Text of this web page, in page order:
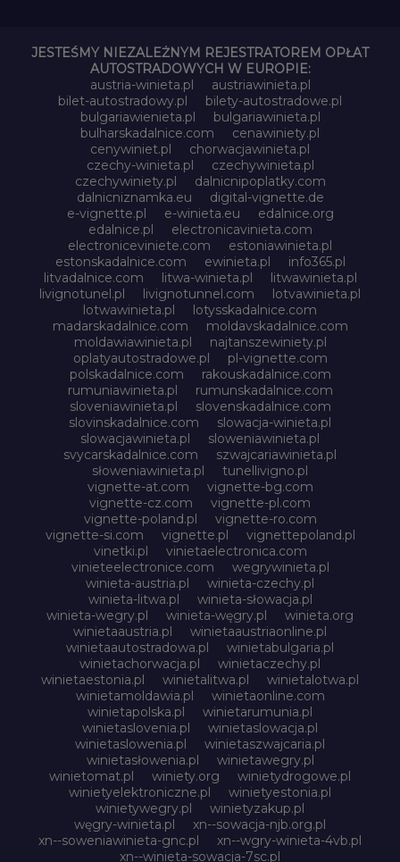
JESTEŚMY NIEZALEŻNYM REJESTRATOREM OPŁAT
AUTOSTRADOWYCH W EUROPIE:
austria-winieta.pl
austriawinieta.pl
bilet-autostradowy.pl
bilety-autostradowe.pl
bulgariawienieta.pl
bulgariawinieta.pl
bulharskadalnice.com
cenawiniety.pl
cenywiniet.pl
chorwacjawinieta.pl
czechy-winieta.pl
czechywinieta.pl
czechywiniety.pl
dalnicnipoplatky.com
dalnicniznamka.eu
digital-vignette.de
e-vignette.pl
e-winieta.eu
edalnice.org
edalnice.pl
electronicavinieta.com
electroniceviniete.com
estoniawinieta.pl
estonskadalnice.com
ewinieta.pl
info365.pl
litvadalnice.com
litwa-winieta.pl
litwawinieta.pl
livignotunel.pl
livignotunnel.com
lotvawinieta.pl
lotwawinieta.pl
lotysskadalnice.com
madarskadalnice.com
moldavskadalnice.com
moldawiawinieta.pl
najtanszewiniety.pl
oplatyautostradowe.pl
pl-vignette.com
polskadalnice.com
rakouskadalnice.com
rumuniawinieta.pl
rumunskadalnice.com
sloveniawinieta.pl
slovenskadalnice.com
slovinskadalnice.com
slowacja-winieta.pl
slowacjawinieta.pl
sloweniawinieta.pl
svycarskadalnice.com
szwajcariawinieta.pl
słoweniawinieta.pl
tunellivigno.pl
vignette-at.com
vignette-bg.com
vignette-cz.com
vignette-pl.com
vignette-poland.pl
vignette-ro.com
vignette-si.com
vignette.pl
vignettepoland.pl
vinetki.pl
vinietaelectronica.com
vinieteelectronice.com
wegrywinieta.pl
winieta-austria.pl
winieta-czechy.pl
winieta-litwa.pl
winieta-słowacja.pl
winieta-wegry.pl
winieta-węgry.pl
winieta.org
winietaaustria.pl
winietaaustriaonline.pl
winietaautostradowa.pl
winietabulgaria.pl
winietachorwacja.pl
winietaczechy.pl
winietaestonia.pl
winietalitwa.pl
winietalotwa.pl
winietamoldawia.pl
winietaonline.com
winietapolska.pl
winietarumunia.pl
winietaslovenia.pl
winietaslowacja.pl
winietaslowenia.pl
winietaszwajcaria.pl
winietasłowenia.pl
winietawegry.pl
winietomat.pl
winiety.org
winietydrogowe.pl
winietyelektroniczne.pl
winietyestonia.pl
winietywegry.pl
winietyzakup.pl
węgry-winieta.pl
xn--sowacja-njb.org.pl
xn--soweniawinieta-gnc.pl
xn--wgry-winieta-4vb.pl
xn--winieta-sowacja-7sc.pl